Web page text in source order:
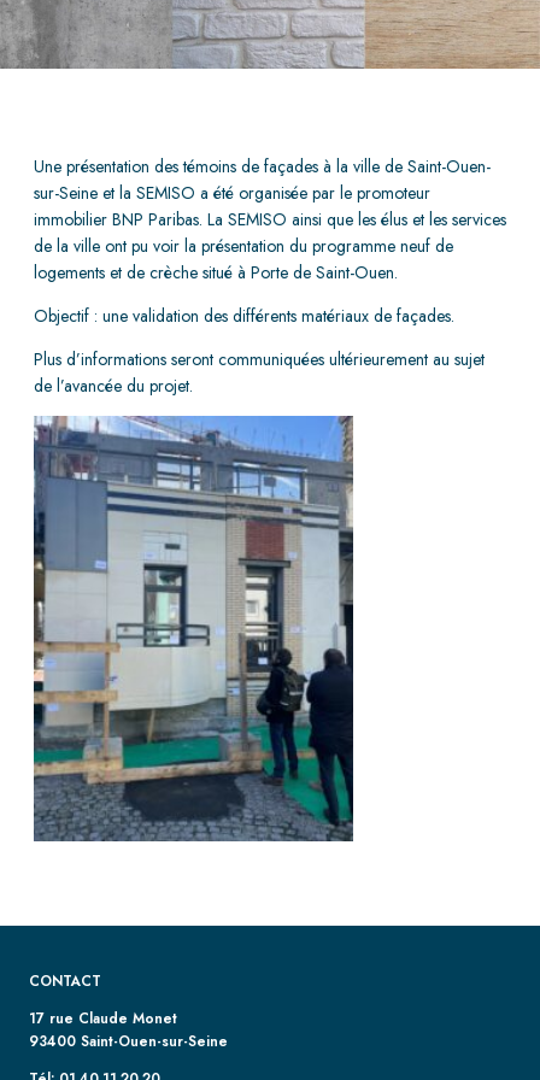
Une présentation des témoins de façades à la ville de Saint-Ouen-
sur-Seine et la SEMISO a été organisée par le promoteur
immobilier BNP Paribas. La SEMISO ainsi que les élus et les services
de la ville ont pu voir la présentation du programme neuf de
logements et de crèche situé à Porte de Saint-Ouen.
Objectif : une validation des différents matériaux de façades.
Plus d’informations seront communiquées ultérieurement au sujet
de l’avancée du projet.
CONTACT
17 rue Claude Monet
93400 Saint-Ouen-sur-Seine